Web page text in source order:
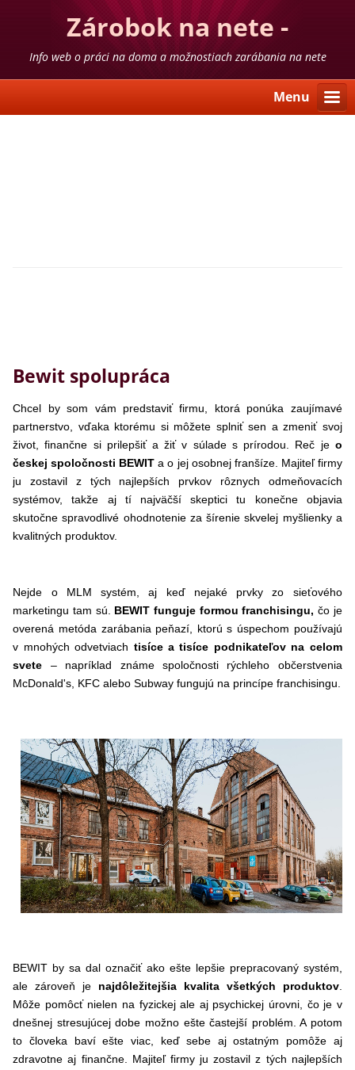
Zárobok na nete -
skúsenosti
Info web o práci na doma a možnostiach zarábania na nete
Menu
Bewit spolupráca
Chcel by som vám predstaviť firmu, ktorá ponúka zaujímavé
partnerstvo, vďaka ktorému si môžete splniť sen a zmeniť svoj
život, finančne si prilepšiť a žiť v súlade s prírodou. Reč je o
českej spoločnosti BEWIT a o jej osobnej franšíze. Majiteľ firmy
ju zostavil z tých najlepších prvkov rôznych odmeňovacích
systémov, takže aj tí najväčší skeptici tu konečne objavia
skutočne spravodlivé ohodnotenie za šírenie skvelej myšlienky a
kvalitných produktov.
Nejde o MLM systém, aj keď nejaké prvky zo sieťového
marketingu tam sú. BEWIT funguje formou franchisingu, čo je
overená metóda zarábania peňazí, ktorú s úspechom používajú
v mnohých odvetviach tisíce a tisíce podnikateľov na celom
svete – napríklad známe spoločnosti rýchleho občerstvenia
McDonald's, KFC alebo Subway fungujú na princípe franchisingu.
BEWIT by sa dal označiť ako ešte lepšie prepracovaný systém,
ale zároveň je najdôležitejšia kvalita všetkých produktov.
Môže pomôcť nielen na fyzickej ale aj psychickej úrovni, čo je v
dnešnej stresujúcej dobe možno ešte častejší problém. A potom
to človeka baví ešte viac, keď sebe aj ostatným pomôže aj
zdravotne aj finančne. Majiteľ firmy ju zostavil z tých najlepších